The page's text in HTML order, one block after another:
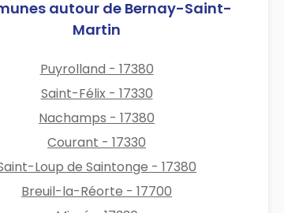
autour de Bernay-Saint-
Martin
Puyrolland - 17380
Saint-Félix - 17330
Nachamps - 17380
Courant - 17330
Loup de Saintonge - 17380
Breuil-la-Réorte - 17700